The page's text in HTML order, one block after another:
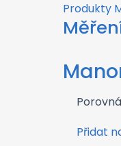
Produkty
Přidat